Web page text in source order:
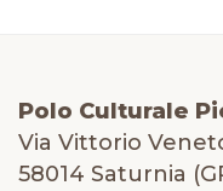
Polo Culturale
Via Vittorio
58014 Saturnia